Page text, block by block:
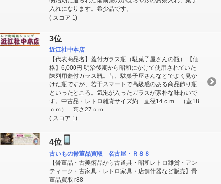
入れになります。希少品です。
( スコア 1)
3位
近江社中本店
【代表商品名】蓋付ガラス瓶（駄菓子屋さんの瓶） 【価
格】6,000円 明治後期から昭和にかけて使用されていた
陳列用蓋付ガラス瓶。昔、駄菓子屋さんなどでよく見か
けた瓶ですが、若干スマートで高級感のある商品飾り瓶
といったところ。気泡が入ったガラスが素朴な味わいで
す。中古品・レトロ雑貨サイズ約 直径14ｃｍ （蓋18
ｃｍ） 高さ27ｃｍ
( スコア 1)
4位
古いもの骨董品買取 名古屋・Ｒ８８
【骨董品・古美術品から古道具・昭和レトロ雑貨・アン
ティーク・古家具・レトロ家具・店舗什器など販売】骨
董品買取 r88